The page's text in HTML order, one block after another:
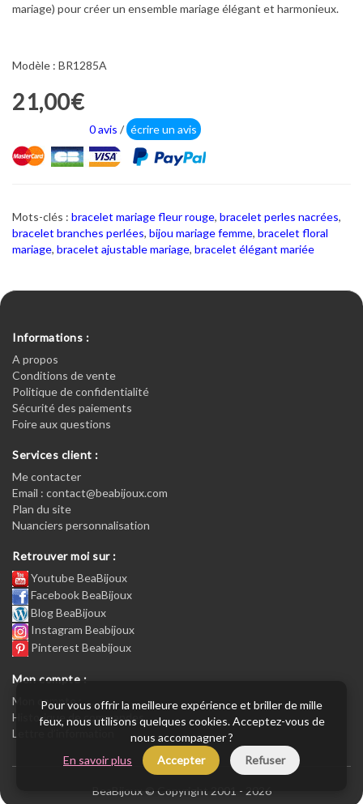
mariage) pour créer un ensemble mariage élégant et harmonieux.
Modèle : BR1285A
21,00€
0 avis / écrire un avis
Mots-clés : bracelet mariage fleur rouge, bracelet perles nacrées,
bracelet branches perlées, bijou mariage femme, bracelet floral
mariage, bracelet ajustable mariage, bracelet élégant mariée
Informations :
A propos
Conditions de vente
Politique de confidentialité
Sécurité des paiements
Foire aux questions
Services client :
Me contacter
Email : contact@beabijoux.com
Plan du site
Nuanciers personnalisation
Retrouver moi sur :
Youtube BeaBijoux
Facebook BeaBijoux
Blog BeaBijoux
Instagram Beabijoux
Pinterest Beabijoux
Mon compte :
Mon compte :
Historique de commandes
Lettre d’information
BeaBijoux © Copyright 2001 - 2026
Pour vous offrir la meilleure expérience et briller de mille
feux, nous utilisons quelques cookies. Acceptez-vous de
nous accompagner ?
En savoir plus
Accepter Refuser